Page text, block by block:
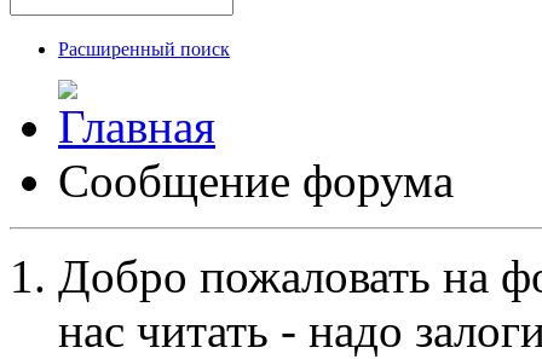
Расширенный поиск
Сообщение форума
Добро пожаловать на
нас читать - надо